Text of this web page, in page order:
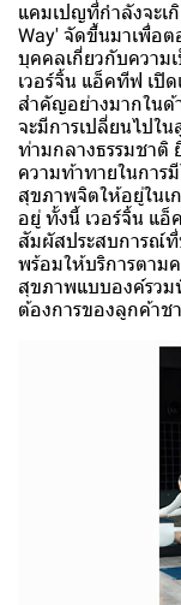
แคมเปญที่กำลังจะเ
Way' จัดขึ้นมาเพื่อ
บุคคลเกี่ยวกับความ
เวอร์จิ้น แอ็คทีฟ เปิ
สำคัญอย่างมากในด้
จะมีการเปลี่ยนไปใ
ท่ามกลางธรรมชาติ
ความท้าทายในการ
สุขภาพจิตให้อยู่ใน
อยู่ ทั้งนี้ เวอร์จิ้น แ
สัมผัสประสบการณ์ที่
พร้อมให้บริการตาม
สุขภาพแบบองค์รวม
ต้องการของลูกค้าช